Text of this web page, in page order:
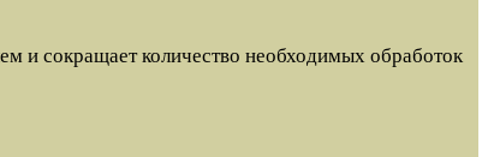
и сокращает количество необходимых обработок